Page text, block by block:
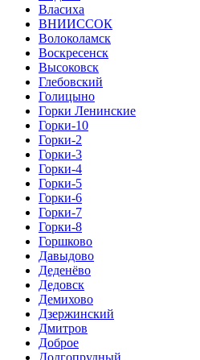
Власиха
ВНИИССОК
Волоколамск
Воскресенск
Высоковск
Глебовский
Голицыно
Горки Ленинские
Горки-10
Горки-2
Горки-3
Горки-4
Горки-5
Горки-6
Горки-7
Горки-8
Горшково
Давыдово
Деденёво
Дедовск
Демихово
Дзержинский
Дмитров
Доброе
Долгопрудный